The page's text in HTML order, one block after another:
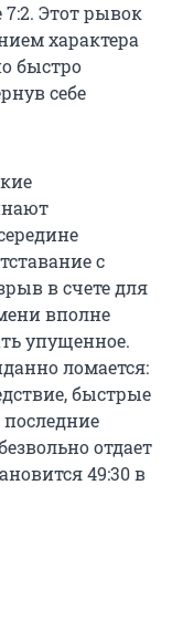
7:2. Этот рывок
характера
быстро
себе
с
в счете для
вполне
упущенное.
ломается:
быстрые
отдает
49:30 в